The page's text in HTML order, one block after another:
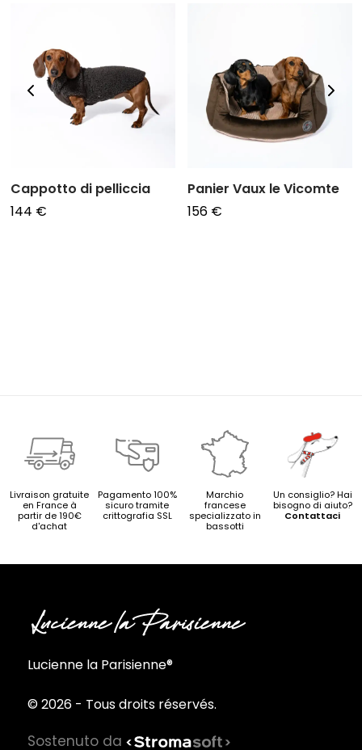
Cappotto di pelliccia
144 €
Panier Vaux le Vicomte
156 €
Livraison gratuite
en France à
partir de 190€
d'achat
Pagamento 100%
sicuro tramite
crittografia SSL
Marchio
francese
specializzato in
bassotti
Un consiglio? Hai
bisogno di aiuto?
Contattaci
Lucienne la Parisienne®
© 2026 - Tous droits réservés.
Sostenuto da